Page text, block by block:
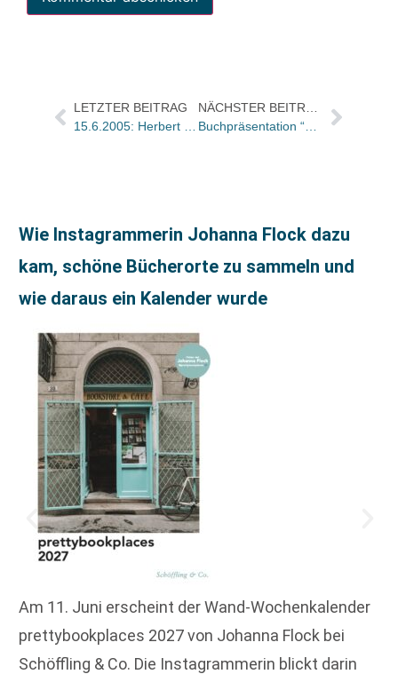
LETZTER BEITRAG
Wie Instagrammerin Johanna Flock dazu
kam, schöne Bücherorte zu sammeln und
wie daraus ein Kalender wurde
Am 11. Juni erscheint der Wand-Wochenkalender
prettybookplaces 2027 von Johanna Flock bei
Schöffling & Co. Die Instagrammerin blickt darin